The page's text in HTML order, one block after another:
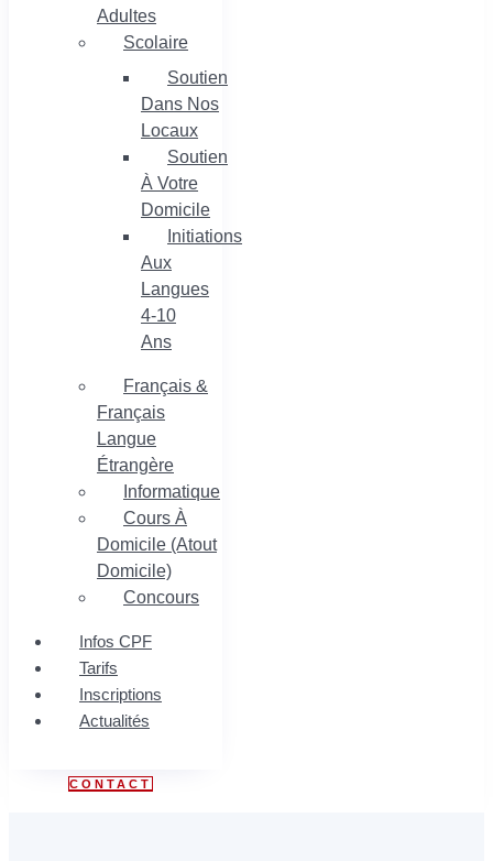
Adultes
Scolaire
Soutien
Dans Nos
Locaux
Soutien
À Votre
Domicile
Initiations
Aux
Langues
4-10
Ans
Français &
Français
Langue
Étrangère
Informatique
Cours À
Domicile (Atout
Domicile)
Concours
Infos CPF
Tarifs
Inscriptions
Actualités
CONTACT